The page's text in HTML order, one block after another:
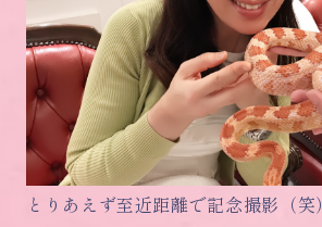
とりあえず至近距離で記念撮影（笑）